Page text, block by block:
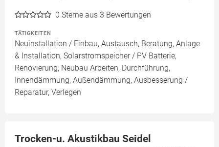
0 Sterne aus 3 Bewertungen
TÄTIGKEITEN
Neuinstallation / Einbau, Austausch, Beratung, Anlage
& Installation, Solarstromspeicher / PV Batterie,
Renovierung, Neubau Arbeiten, Durchführung,
Innendämmung, Außendämmung, Ausbesserung /
Reparatur, Verlegen
Trocken-u. Akustikbau Seidel